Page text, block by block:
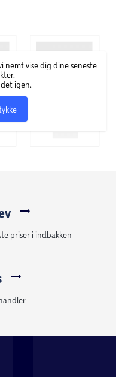
på den
cremelikører findes i
men har alle samme
nemt vise dig dine seneste
igen.
priser i indbakken